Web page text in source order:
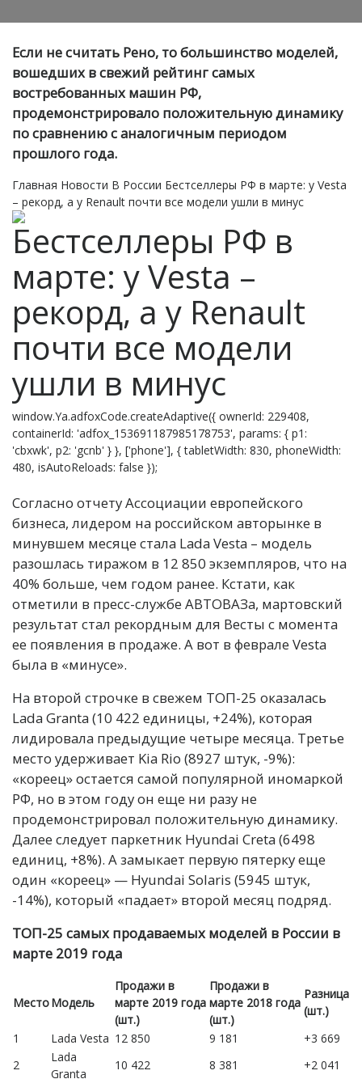
Если не считать Рено, то большинство моделей,
вошедших в свежий рейтинг самых
востребованных машин РФ,
продемонстрировало положительную динамику
по сравнению с аналогичным периодом
прошлого года.
Главная Новости В России Бестселлеры РФ в марте: у Vesta
– рекорд, а у Renault почти все модели ушли в минус
Бестселлеры РФ в
марте: у Vesta –
рекорд, а у Renault
почти все модели
ушли в минус
window.Ya.adfoxCode.createAdaptive({ ownerId: 229408,
containerId: 'adfox_153691187985178753', params: { p1:
'cbxwk', p2: 'gcnb' } }, ['phone'], { tabletWidth: 830, phoneWidth:
480, isAutoReloads: false });
Согласно отчету Ассоциации европейского
бизнеса, лидером на российском авторынке в
минувшем месяце стала Lada Vesta – модель
разошлась тиражом в 12 850 экземпляров, что на
40% больше, чем годом ранее. Кстати, как
отметили в пресс-службе АВТОВАЗа, мартовский
результат стал рекордным для Весты с момента
ее появления в продаже. А вот в феврале Vesta
была в «минусе».
На второй строчке в свежем ТОП-25 оказалась
Lada Granta (10 422 единицы, +24%), которая
лидировала предыдущие четыре месяца. Третье
место удерживает Kia Rio (8927 штук, -9%):
«кореец» остается самой популярной иномаркой
РФ, но в этом году он еще ни разу не
продемонстрировал положительную динамику.
Далее следует паркетник Hyundai Creta (6498
единиц, +8%). А замыкает первую пятерку еще
один «кореец» — Hyundai Solaris (5945 штук,
-14%), который «падает» второй месяц подряд.
ТОП-25 самых продаваемых моделей в России в
марте 2019 года
МестоМодель
Продажи в
марте 2019 года
(шт.)
Продажи в
марте 2018 года
(шт.)
Разница
(шт.)
1
Lada Vesta 12 850 9 181
+3 669
2
Lada
Granta
10 422 8 381 +2 041